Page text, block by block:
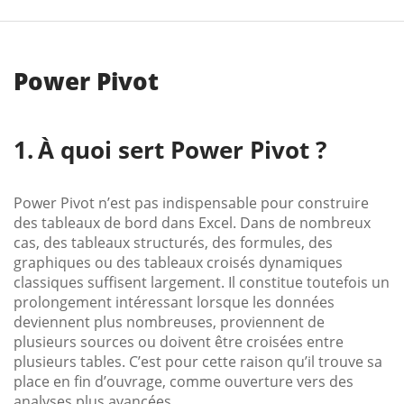
Power Pivot
À quoi sert Power Pivot ?
Power Pivot n’est pas indispensable pour construire
des tableaux de bord dans Excel. Dans de nombreux
cas, des tableaux structurés, des formules, des
graphiques ou des tableaux croisés dynamiques
classiques suffisent largement. Il constitue toutefois un
prolongement intéressant lorsque les données
deviennent plus nombreuses, proviennent de
plusieurs sources ou doivent être croisées entre
plusieurs tables. C’est pour cette raison qu’il trouve sa
place en fin d’ouvrage, comme ouverture vers des